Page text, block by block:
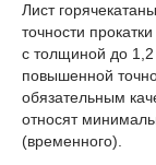
Лист
точности
с толщиной до 1,2
повышенной
обязательным
относят
(временного).